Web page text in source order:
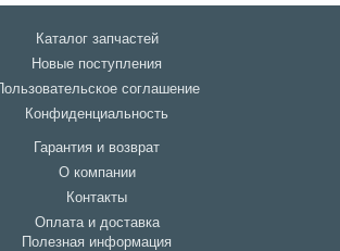
Каталог запчастей
Новые поступления
Пользовательское соглашение
Конфиденциальность
Гарантия и возврат
О компании
Контакты
Оплата и доставка
Полезная информация